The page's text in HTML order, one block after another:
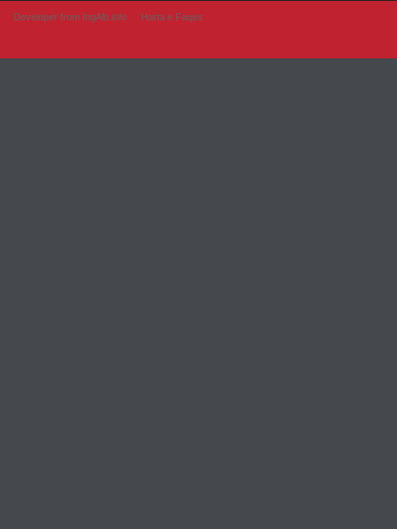
Developer from IngAlb.info Harta e Faqes